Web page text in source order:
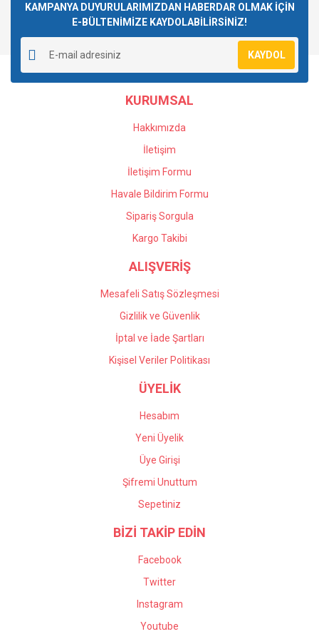
Yorum Yaz
Görüş ve önerileriniz için teşekkür ederiz.
Ürün resmi kalitesiz, bozuk veya görüntülenemiyor.
Ürün açıklamasında eksik bilgiler bulunuyor.
Ürün bilgilerinde hatalar bulunuyor.
Ürün fiyatı diğer sitelerden daha pahalı.
Gönder
KAMPANYA DUYURULARIMIZDAN HABERDAR OLMAK İÇİN
E-BÜLTENİMİZE KAYDOLABİLİRSİNİZ!
KAYDOL
KURUMSAL
Hakkımızda
İletişim
İletişim Formu
Havale Bildirim Formu
Sipariş Sorgula
Kargo Takibi
ALIŞVERİŞ
Mesafeli Satış Sözleşmesi
Gizlilik ve Güvenlik
İptal ve İade Şartları
Kişisel Veriler Politikası
ÜYELİK
Hesabım
Yeni Üyelik
Üye Girişi
Şifremi Unuttum
Sepetiniz
BİZİ TAKİP EDİN
Facebook
Twitter
Instagram
Youtube